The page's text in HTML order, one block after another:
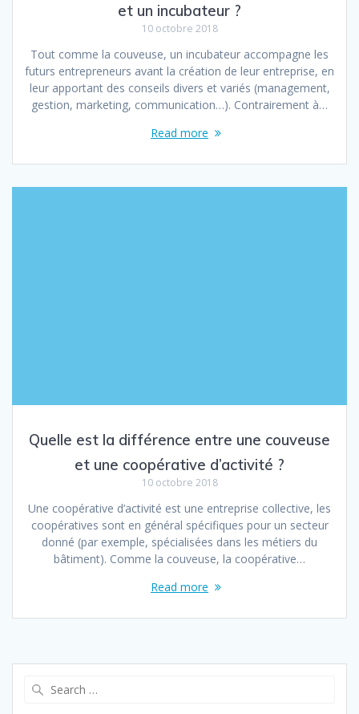
et un incubateur ?
10 octobre 2018
Tout comme la couveuse, un incubateur accompagne les
futurs entrepreneurs avant la création de leur entreprise, en
leur apportant des conseils divers et variés (management,
gestion, marketing, communication…). Contrairement à…
Read more
Quelle est la différence entre une couveuse
et une coopérative d’activité ?
10 octobre 2018
Une coopérative d’activité est une entreprise collective, les
coopératives sont en général spécifiques pour un secteur
donné (par exemple, spécialisées dans les métiers du
bâtiment). Comme la couveuse, la coopérative…
Read more